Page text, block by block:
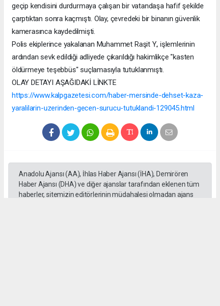
geçip kendisini durdurmaya çalışan bir vatandaşa hafif şekilde
çarptıktan sonra kaçmıştı. Olay, çevredeki bir binanın güvenlik
kamerasınca kaydedilmişti.
Polis ekiplerince yakalanan Muhammet Raşit Y., işlemlerinin
ardından sevk edildiği adliyede çıkarıldığı hakimlikçe "kasten
öldürmeye teşebbüs" suçlamasıyla tutuklanmıştı.
OLAY DETAYI AŞAĞIDAKİ LİNKTE
https://www.kalpgazetesi.com/haber-mersinde-dehset-kaza-
yaralilarin-uzerinden-gecen-surucu-tutuklandi-129045.html
Anadolu Ajansı (AA), İhlas Haber Ajansı (İHA), Demirören
Haber Ajansı (DHA) ve diğer ajanslar tarafından eklenen tüm
haberler, sitemizin editörlerinin müdahalesi olmadan ajans